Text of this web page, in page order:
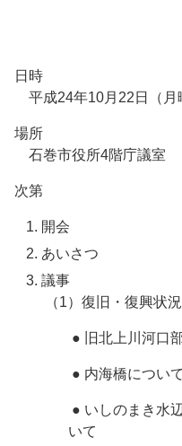
日時
平成24年10月22日（
場所
石巻市役所4階庁議室
次第
開会
あいさつ
議事
（1）復旧・復興状
● 旧北上川河口
● 内海橋について
● いしのまき水
いて